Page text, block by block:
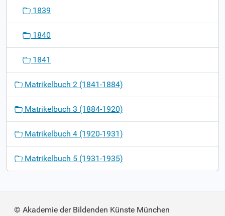
1839
1840
1841
Matrikelbuch 2 (1841-1884)
Matrikelbuch 3 (1884-1920)
Matrikelbuch 4 (1920-1931)
Matrikelbuch 5 (1931-1935)
© Akademie der Bildenden Künste München